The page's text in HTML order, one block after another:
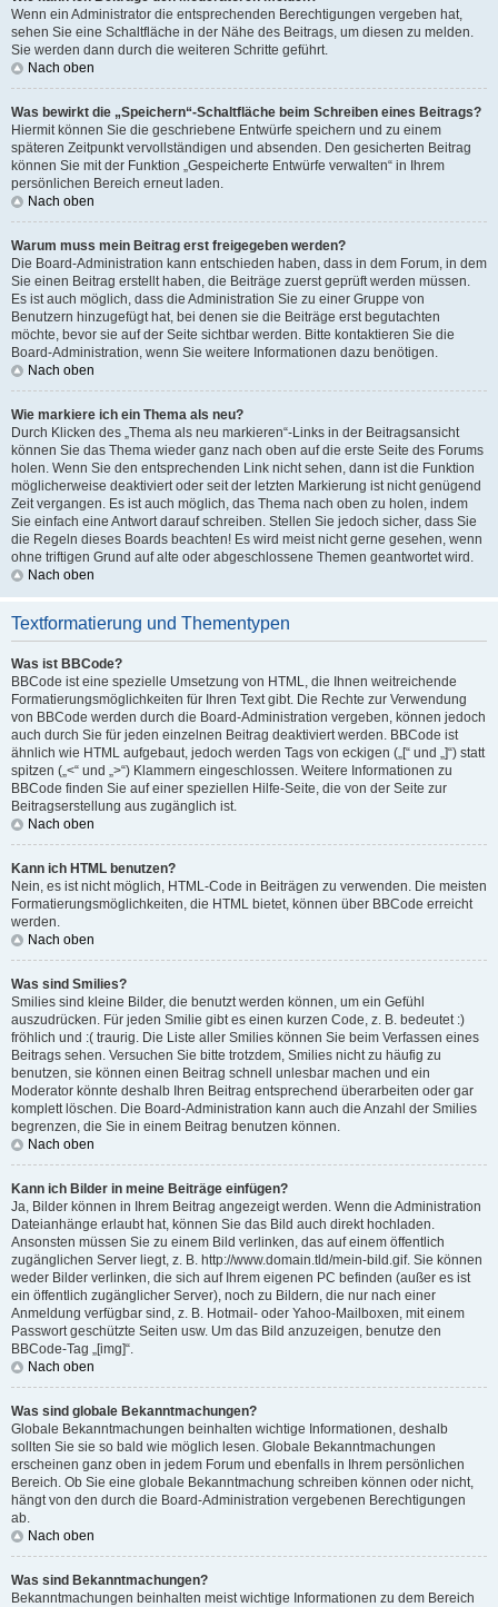
Wenn ein Administrator die entsprechenden Berechtigungen vergeben hat,
sehen Sie eine Schaltfläche in der Nähe des Beitrags, um diesen zu melden.
Sie werden dann durch die weiteren Schritte geführt.
Nach oben
Was bewirkt die „Speichern“-Schaltfläche beim Schreiben eines Beitrags?
Hiermit können Sie die geschriebene Entwürfe speichern und zu einem
späteren Zeitpunkt vervollständigen und absenden. Den gesicherten Beitrag
können Sie mit der Funktion „Gespeicherte Entwürfe verwalten“ in Ihrem
persönlichen Bereich erneut laden.
Nach oben
Warum muss mein Beitrag erst freigegeben werden?
Die Board-Administration kann entschieden haben, dass in dem Forum, in dem
Sie einen Beitrag erstellt haben, die Beiträge zuerst geprüft werden müssen.
Es ist auch möglich, dass die Administration Sie zu einer Gruppe von
Benutzern hinzugefügt hat, bei denen sie die Beiträge erst begutachten
möchte, bevor sie auf der Seite sichtbar werden. Bitte kontaktieren Sie die
Board-Administration, wenn Sie weitere Informationen dazu benötigen.
Nach oben
Wie markiere ich ein Thema als neu?
Durch Klicken des „Thema als neu markieren“-Links in der Beitragsansicht
können Sie das Thema wieder ganz nach oben auf die erste Seite des Forums
holen. Wenn Sie den entsprechenden Link nicht sehen, dann ist die Funktion
möglicherweise deaktiviert oder seit der letzten Markierung ist nicht genügend
Zeit vergangen. Es ist auch möglich, das Thema nach oben zu holen, indem
Sie einfach eine Antwort darauf schreiben. Stellen Sie jedoch sicher, dass Sie
die Regeln dieses Boards beachten! Es wird meist nicht gerne gesehen, wenn
ohne triftigen Grund auf alte oder abgeschlossene Themen geantwortet wird.
Nach oben
Textformatierung und Thementypen
Was ist BBCode?
BBCode ist eine spezielle Umsetzung von HTML, die Ihnen weitreichende
Formatierungsmöglichkeiten für Ihren Text gibt. Die Rechte zur Verwendung
von BBCode werden durch die Board-Administration vergeben, können jedoch
auch durch Sie für jeden einzelnen Beitrag deaktiviert werden. BBCode ist
ähnlich wie HTML aufgebaut, jedoch werden Tags von eckigen („[“ und „]“) statt
spitzen („<“ und „>“) Klammern eingeschlossen. Weitere Informationen zu
BBCode finden Sie auf einer speziellen Hilfe-Seite, die von der Seite zur
Beitragserstellung aus zugänglich ist.
Nach oben
Kann ich HTML benutzen?
Nein, es ist nicht möglich, HTML-Code in Beiträgen zu verwenden. Die meisten
Formatierungsmöglichkeiten, die HTML bietet, können über BBCode erreicht
werden.
Nach oben
Was sind Smilies?
Smilies sind kleine Bilder, die benutzt werden können, um ein Gefühl
auszudrücken. Für jeden Smilie gibt es einen kurzen Code, z. B. bedeutet :)
fröhlich und :( traurig. Die Liste aller Smilies können Sie beim Verfassen eines
Beitrags sehen. Versuchen Sie bitte trotzdem, Smilies nicht zu häufig zu
benutzen, sie können einen Beitrag schnell unlesbar machen und ein
Moderator könnte deshalb Ihren Beitrag entsprechend überarbeiten oder gar
komplett löschen. Die Board-Administration kann auch die Anzahl der Smilies
begrenzen, die Sie in einem Beitrag benutzen können.
Nach oben
Kann ich Bilder in meine Beiträge einfügen?
Ja, Bilder können in Ihrem Beitrag angezeigt werden. Wenn die Administration
Dateianhänge erlaubt hat, können Sie das Bild auch direkt hochladen.
Ansonsten müssen Sie zu einem Bild verlinken, das auf einem öffentlich
zugänglichen Server liegt, z. B. http://www.domain.tld/mein-bild.gif. Sie können
weder Bilder verlinken, die sich auf Ihrem eigenen PC befinden (außer es ist
ein öffentlich zugänglicher Server), noch zu Bildern, die nur nach einer
Anmeldung verfügbar sind, z. B. Hotmail- oder Yahoo-Mailboxen, mit einem
Passwort geschützte Seiten usw. Um das Bild anzuzeigen, benutze den
BBCode-Tag „[img]“.
Nach oben
Was sind globale Bekanntmachungen?
Globale Bekanntmachungen beinhalten wichtige Informationen, deshalb
sollten Sie sie so bald wie möglich lesen. Globale Bekanntmachungen
erscheinen ganz oben in jedem Forum und ebenfalls in Ihrem persönlichen
Bereich. Ob Sie eine globale Bekanntmachung schreiben können oder nicht,
hängt von den durch die Board-Administration vergebenen Berechtigungen
ab.
Nach oben
Was sind Bekanntmachungen?
Bekanntmachungen beinhalten meist wichtige Informationen zu dem Bereich